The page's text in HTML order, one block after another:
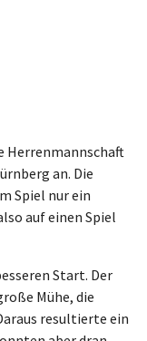
Herrenmannschaft
an. Die
Spiel nur ein
auf einen Spiel
Start. Der
Mühe, die
resultierte ein